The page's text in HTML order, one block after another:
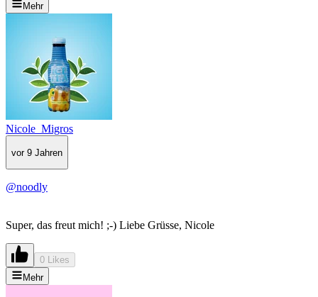
Mehr
Nicole_Migros
vor 9 Jahren
@noodly
Super, das freut mich! ;-) Liebe Grüsse, Nicole
0 Likes
Mehr